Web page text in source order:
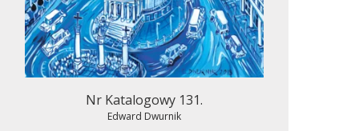
Nr Katalogowy 131.
Edward Dwurnik